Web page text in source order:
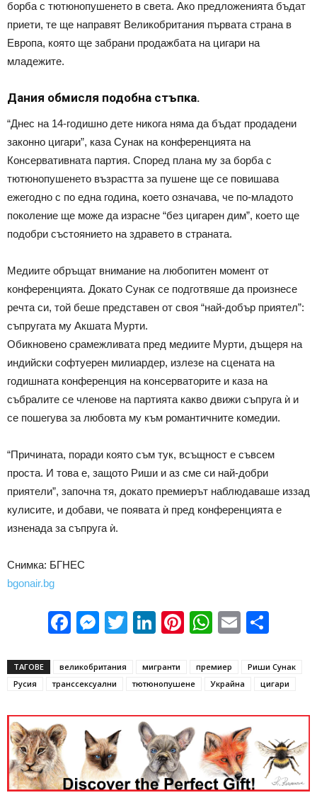
борба с тютюнопушенето в света. Ако предложенията бъдат
приети, те ще направят Великобритания първата страна в
Европа, която ще забрани продажбата на цигари на
младежите.
Дания обмисля подобна стъпка.
“Днес на 14-годишно дете никога няма да бъдат продадени
законно цигари”, каза Сунак на конференцията на
Консервативната партия. Според плана му за борба с
тютюнопушенето възрастта за пушене ще се повишава
ежегодно с по една година, което означава, че по-младото
поколение ще може да израсне “без цигарен дим”, което ще
подобри състоянието на здравето в страната.
Медиите обръщат внимание на любопитен момент от
конференцията. Докато Сунак се подготвяше да произнесе
речта си, той беше представен от своя “най-добър приятел”:
съпругата му Акшата Мурти.
Обикновено срамежливата пред медиите Мурти, дъщеря на
индийски софтуерен милиардер, излезе на сцената на
годишната конференция на консерваторите и каза на
събралите се членове на партията какво движи съпруга ѝ и
се пошегува за любовта му към романтичните комедии.
“Причината, поради която съм тук, всъщност е съвсем
проста. И това е, защото Риши и аз сме си най-добри
приятели”, започна тя, докато премиерът наблюдаваше иззад
кулисите, и добави, че появата ѝ пред конференцията е
изненада за съпруга ѝ.
Снимка: БГНЕС
bgonair.bg
Facebook
Messenger
Twitter
LinkedIn
Pinterest
WhatsApp
Email
ТАГОВЕ великобритания мигранти премиер
Риши Сунак
Русия
транссексуални тютюнопушене Украйна цигари